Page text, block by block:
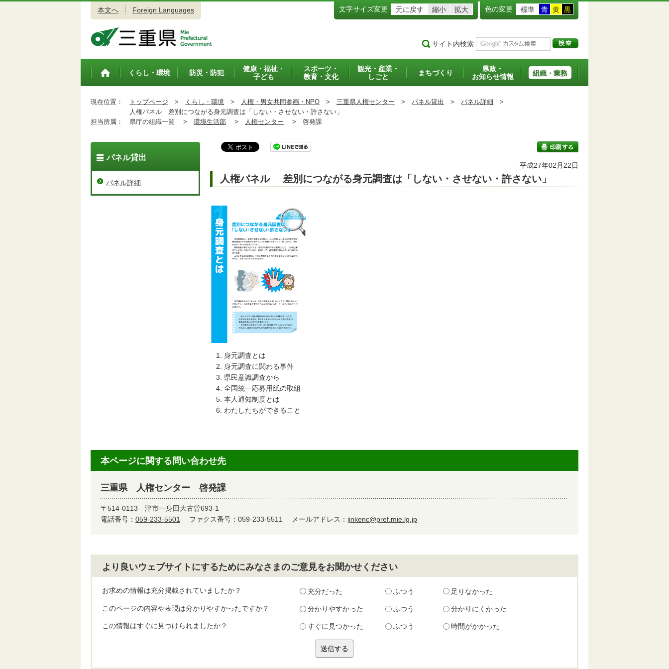
本文へ Foreign Languages 文字サイズ変更 元に戻す 縮小 拡大 色の変更 標準 青 黄 黒
サイト内検索
トップペ
くらし・環境 防災・防犯
健康・福祉・
子ども
スポーツ・
教育・文化
観光・産業・
しごと
まちづくり
県政・
お知らせ情報
組織・業務
現在位置： トップページ > くらし・環境 > 人権・男女共同参画・NPO > 三重県人権センター > パネル貸出 > パネル詳細 >
人権パネル 差別につながる身元調査は「しない・させない・許さない」
担当所属：
県庁の組織一覧 > 環境生活部 > 人権センター > 啓発課
印刷する
平成27年02月22日
人権パネル 差別につながる身元調査は「しない・させない・許さない」
身元調査とは
身元調査に関わる事件
県民意識調査から
全国統一応募用紙の取組
本人通知制度とは
わたしたちができること
パネル貸出
パネル詳細
本ページに関する問い合わせ先
三重県 人権センター 啓発課
〒514-0113 津市一身田大古曽693-1
電話番号： 059-233-5501 ファクス番号：059-233-5511 メールアドレス： jinkenc@pref.mie.lg.jp
より良いウェブサイトにするためにみなさまのご意見をお聞かせください
お求めの情報は充分掲載されていましたか？ 充分だった ふつう 足りなかった
このページの内容や表現は分かりやすかったですか？ 分かりやすかった ふつう 分かりにくかった
この情報はすぐに見つけられましたか？ すぐに見つかった ふつう 時間がかかった